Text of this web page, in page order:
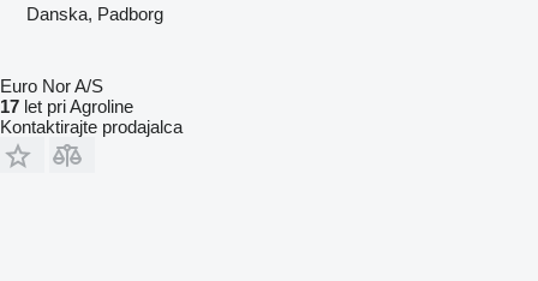
Danska, Padborg
Euro Nor A/S
17 let pri Agroline
Kontaktirajte prodajalca